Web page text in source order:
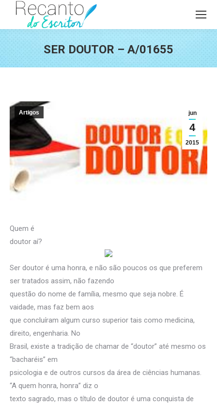
SER DOUTOR – A/01655
jun
4
2015
Artigos
Quem é
doutor aí?
Ser doutor é uma honra, e não são poucos os que preferem
ser tratados assim, não fazendo
questão do nome de família, mesmo que seja nobre. É
vaidade, mas faz bem aos
que concluíram algum curso superior tais como medicina,
direito, engenharia. No
Brasil, existe a tradição de chamar de “doutor” até mesmo os
“bacharéis” em
psicologia e de outros cursos da área de ciências humanas.
“A quem honra, honra” diz o
texto sagrado, mas o título de doutor é uma conquista de